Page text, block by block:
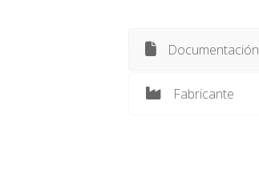
Documentación
Fabricante